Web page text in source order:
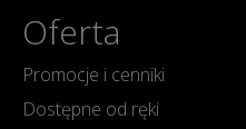
Oferta
Promocje i cenniki
Dostępne od ręki